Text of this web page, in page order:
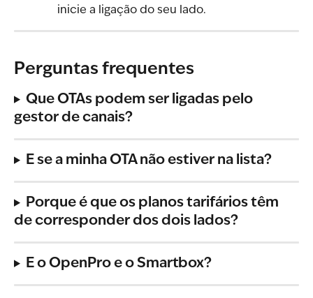
inicie a ligação do seu lado.
Perguntas frequentes
Que OTAs podem ser ligadas pelo
gestor de canais?
E se a minha OTA não estiver na lista?
Porque é que os planos tarifários têm
de corresponder dos dois lados?
E o OpenPro e o Smartbox?